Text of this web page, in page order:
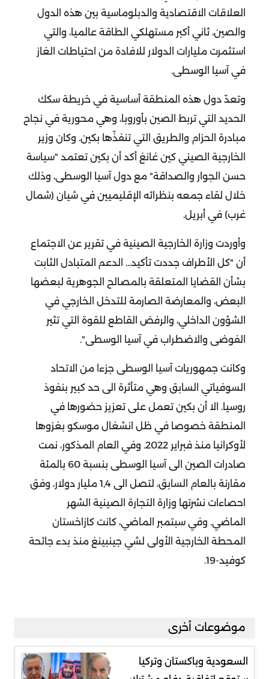
العلاقات الاقتصادية والدبلوماسية بين هذه الدول
والصين، ثاني أكبر مستهلكي الطاقة عالميا، والتي
استثمرت مليارات الدولار للافادة من احتياطات الغاز
في آسيا الوسطى.
وتعدّ دول هذه المنطقة أساسية في خريطة سكك
الحديد التي تربط الصين بأوروبا، وهي محورية في نجاح
مبادرة الحزام والطريق التي تنفذّها بكين. وكان وزير
الخارجية الصيني كين غانغ أكد أن بكين تعتمد "سياسة
حسن الجوار والصداقة" مع دول آسيا الوسطى، وذلك
خلال لقاء جمعه بنظرائه الإقليميين في شيان (شمال
غرب) في أبريل.
وأوردت وزارة الخارجية الصينية في تقرير عن الاجتماع
أن "كل الأطراف جددت تأكيد... الدعم المتبادل الثابت
بشأن القضايا المتعلقة بالمصالح الجوهرية لبعضها
البعض، والمعارضة الصارمة للتدخل الخارجي في
الشؤون الداخلي، والرفض القاطع للقوة التي تثير
الفوضى والاضطراب في آسيا الوسطى".
وكانت جمهوريات آسيا الوسطى جزءا من الاتحاد
السوفياتي السابق وهي متأثرة الى حد كبير بنفوذ
روسيا. الا أن بكين تعمل على تعزيز حضورها في
المنطقة خصوصا في ظل انشغال موسكو بغزوها
لأوكرانيا منذ فبراير 2022.
وفي العام المذكور، نمت
صادرات الصين الى آسيا الوسطى بنسبة 60 بالمئة
مقارنة بالعام السابق، لتصل الى 1,4 مليار دولار، وفق
احصاءات نشرتها وزارة التجارة الصينية الشهر
الماضي. وفي سبتمبر الماضي، كانت كازاخستان
المحطة الخارجية الأولى لشي جينبينغ منذ بدء جائحة
كوفيد-19.
موضوعات أخرى
السعودية وباكستان وتركيا